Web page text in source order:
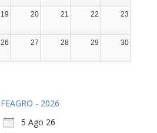
19 20 21 22 23
26 27 28 29 30
FEAGRO - 2026
5 Ago 26